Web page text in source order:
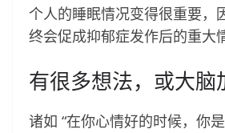
个人的睡眠情况变得很重要，
终会促成抑郁症发作后的重大
有很多想法，或大脑
诸如 “在你心情好的时候，你